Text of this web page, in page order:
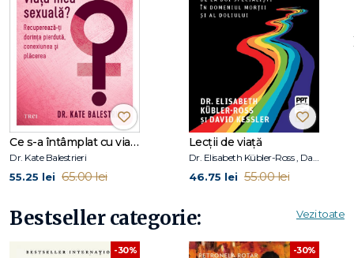
Ce s-a întâmplat cu viața mea sexuală?
Dr. Kate Balestrieri
55.25 lei 65.00 lei
Lecții de viață
46.75 lei 55.00 lei
Bestseller categorie: Vezi toate
-30% -30%